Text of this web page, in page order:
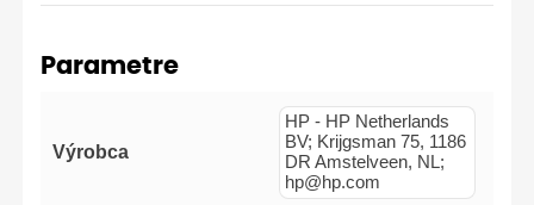
Parametre
Výrobca
HP - HP Netherlands
BV; Krijgsman 75, 1186
DR Amstelveen, NL;
hp@hp.com